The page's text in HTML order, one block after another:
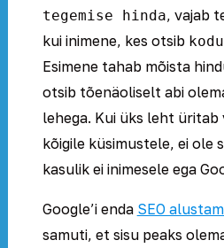
tegemise hinda, vajab
kui inimene, kes otsib
Esimene tahab mõista
otsib tõenäoliselt abi
lehega. Kui üks leht
kõigile küsimustele, ei ole
kasulik ei inimesele ega
Google’i enda SEO
samuti, et sisu peaks